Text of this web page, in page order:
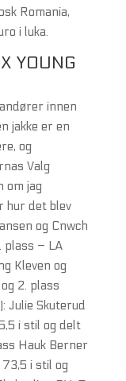
Romania,
i luka.
YOUNG
innen
jakke er en
og
Valg
om jag
hur det blev
og Cnwch
plass – LA
Kleven og
2. plass
Julie Skuterud
i stil og delt
Hauk Berner
i stil og